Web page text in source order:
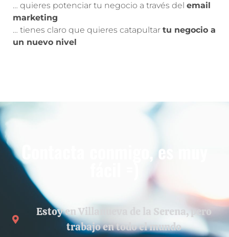
… quieres potenciar tu negocio a través del email
marketing
… tienes claro que quieres catapultar tu negocio a
un nuevo nivel
Contacta conmigo, es muy
Estoy en Villanueva de la Serena, pero
trabajo en todo el mundo